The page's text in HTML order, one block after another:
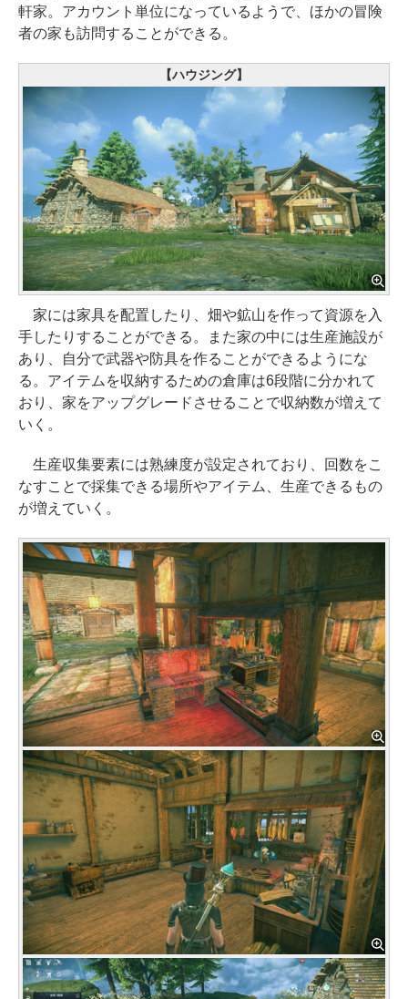
軒家。アカウント単位になっているようで、ほかの冒険
者の家も訪問することができる。
【ハウジング】
家には家具を配置したり、畑や鉱山を作って資源を入
手したりすることができる。また家の中には生産施設が
あり、自分で武器や防具を作ることができるようにな
る。アイテムを収納するための倉庫は6段階に分かれて
おり、家をアップグレードさせることで収納数が増えて
いく。
生産収集要素には熟練度が設定されており、回数をこ
なすことで採集できる場所やアイテム、生産できるもの
が増えていく。